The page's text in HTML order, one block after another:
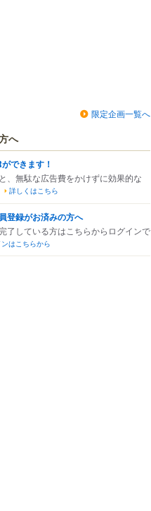
限定企画一覧へ
へ
できます！
、無駄な広告費をかけずに効果的な
詳しくはこちら
登録がお済みの方へ
了している方はこちらからログインで
はこちらから